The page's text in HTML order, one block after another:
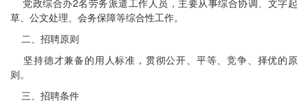
党政综合办2名劳务派遣工作人员，主要从事综合协调、文字起
草、公文处理、会务保障等综合性工作。
二、招聘原则
坚持德才兼备的用人标准，贯彻公开、平等、竞争、择优的原
则。
三、招聘条件